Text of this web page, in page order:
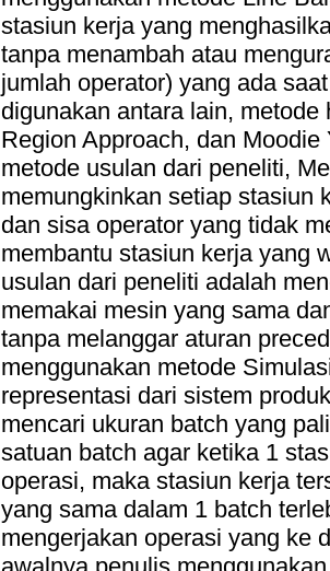
stasiun kerja yang
tanpa menambah atau
jumlah operator) yang ada
digunakan antara lain,
Region Approach, dan
metode usulan dari peneliti,
memungkinkan setiap stasiun
dan sisa operator yang tidak
membantu stasiun kerja yang
usulan dari peneliti adalah
memakai mesin yang sama
tanpa melanggar aturan
menggunakan metode
representasi dari sistem
mencari ukuran batch yang
satuan batch agar ketika 1
operasi, maka stasiun kerja
yang sama dalam 1 batch
mengerjakan operasi yang ke